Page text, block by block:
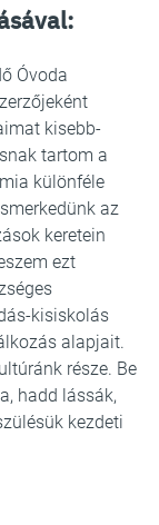
Óvoda
kisebb-
tartom a
különféle
az
keretein
ezt
kisiskolás
alapjait.
része. Be
hadd lássák,
kezdeti